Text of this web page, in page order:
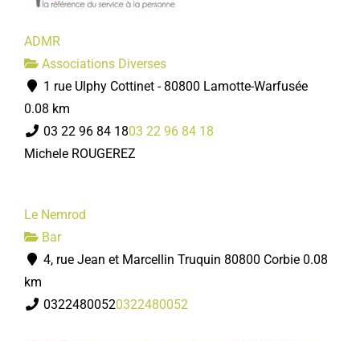
ADMR
Associations Diverses
1 rue Ulphy Cottinet - 80800 Lamotte-Warfusée
0.08 km
03 22 96 84 1803 22 96 84 18
Michele ROUGEREZ
Le Nemrod
Bar
4, rue Jean et Marcellin Truquin 80800 Corbie 0.08
km
03224800520322480052